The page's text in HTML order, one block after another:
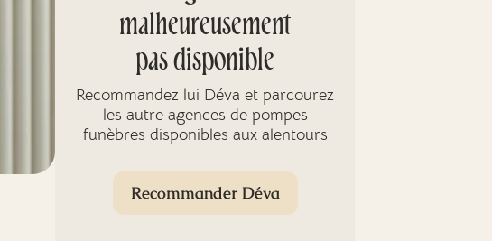
malheureusement
pas disponible
Recommandez lui Déva et parcourez
les autre agences de pompes
funèbres disponibles aux alentours
Recommander Déva